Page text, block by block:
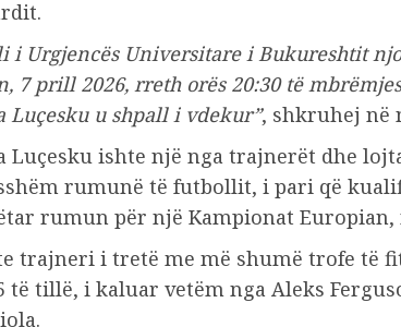
i Urgjencës Universitare i Bukureshtit
7 prill 2026, rreth orës 20:30 të
Luçesku u shpall i vdekur”, shkruhej në
Luçesku ishte një nga trajnerët dhe
rumunë të futbollit, i pari që
rumun për një Kampionat Europian,
trajneri i tretë me më shumë trofe të
të tillë, i kaluar vetëm nga Aleks